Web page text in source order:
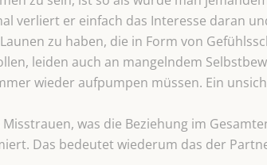
verliert er einfach das Interesse daran
zu haben, die in Form von
leiden auch an mangelndem
wieder aufpumpen müssen. Ein
was die Beziehung im
Das bedeutet wiederum das der